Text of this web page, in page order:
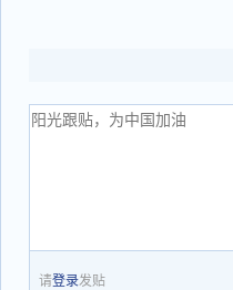
请登录发贴